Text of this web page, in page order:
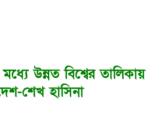
উন্নত বিশ্বের তালিকায়
শেখ হাসিনা